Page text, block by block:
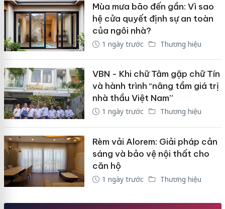
Mùa mưa bão đến gần: Vì sao
hệ cửa quyết định sự an toàn
của ngôi nhà?
1 ngày trước Thương hiệu
VBN - Khi chữ Tâm gặp chữ Tín
và hành trình “nâng tầm giá trị
nhà thầu Việt Nam”
1 ngày trước Thương hiệu
Rèm vải Alorem: Giải pháp cản
sáng và bảo vệ nội thất cho
căn hộ
1 ngày trước Thương hiệu